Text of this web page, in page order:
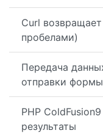
Curl
пробелами)
Передача
отправки
PHP
результаты